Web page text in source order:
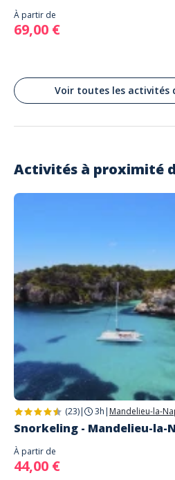
À partir de
69,00 €
Voir toutes les activités
Activités à proximité
(23)| 3h | Mandelieu-la-
Snorkeling - Mandelieu-la-
À partir de
44,00 €